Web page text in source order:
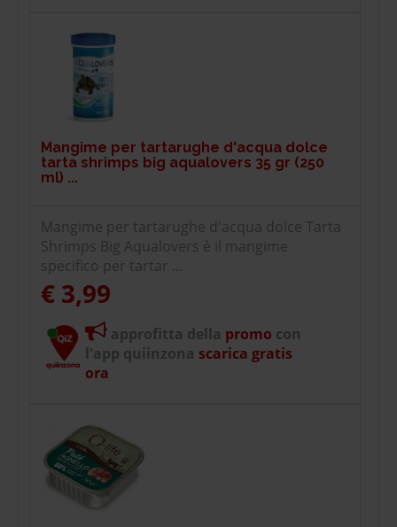
Mangime per tartarughe d'acqua dolce
tarta shrimps big aqualovers 35 gr (250
ml) ...
Mangime per tartarughe d'acqua dolce Tarta
Shrimps Big Aqualovers è il mangime
specifico per tartar ...
€ 3,99
approfitta della promo con
l'app quiinzona scarica gratis
ora